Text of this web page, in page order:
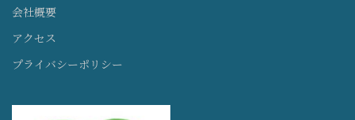
会社概要
アクセス
プライバシーポリシー